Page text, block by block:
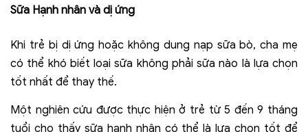
Sữa Hạnh nhân và dị ứng
Khi trẻ bị dị ứng hoặc không dung nạp sữa bò, cha mẹ
có thể khó biết loại sữa không phải sữa nào là lựa chọn
tốt nhất để thay thế.
Một nghiên cứu được thực hiện ở trẻ từ 5 đến 9 tháng
tuổi cho thấy sữa hạnh nhân có thể là lựa chọn tốt để